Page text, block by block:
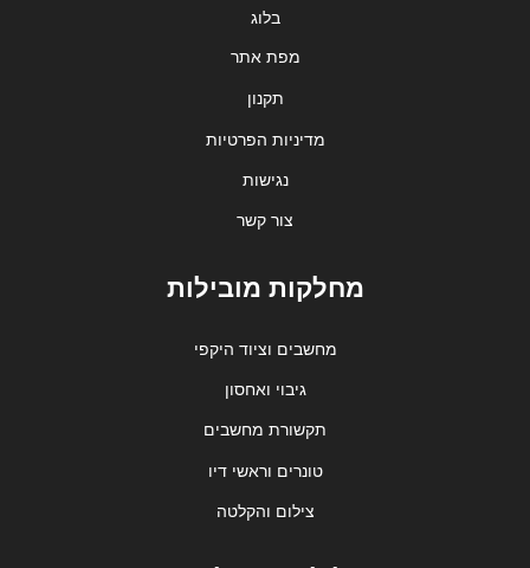
בלוג
מפת אתר
תקנון
מדיניות הפרטיות
נגישות
צור קשר
מחלקות מובילות
מחשבים וציוד היקפי
גיבוי ואחסון
תקשורת מחשבים
טונרים וראשי דיו
צילום והקלטה